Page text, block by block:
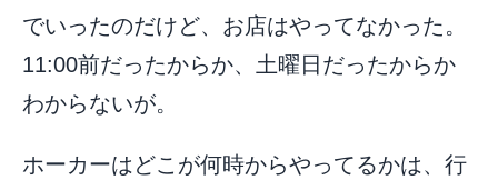
でいったのだけど、お店はやってなかった。
11:00前だったからか、土曜日だったからか
わからないが。
ホーカーはどこが何時からやってるかは、行